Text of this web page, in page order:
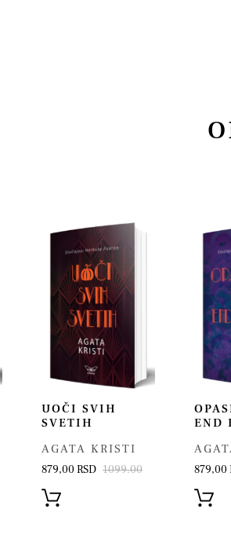
UOČI SVIH
SVETIH
AGATA KRISTI
879,00 RSD 1099.00
END
879,00